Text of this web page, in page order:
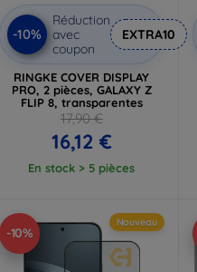
-10%
Réduction
avec
coupon
EXTRA10
RINGKE COVER DISPLAY
PRO, 2 pièces, GALAXY Z
FLIP 8, transparentes
17,90 €
16,12 €
En stock > 5 pièces
-10%
Nouveau